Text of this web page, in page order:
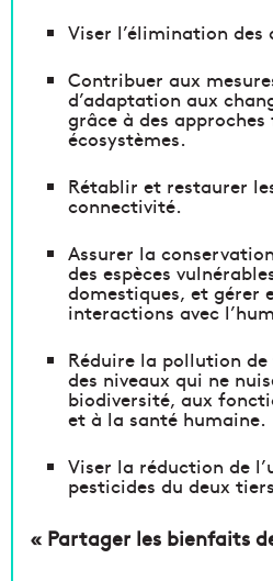
Viser l’élimination des
Contribuer aux
d’adaptation aux
grâce à des approches
écosystèmes.
Rétablir et restaurer
connectivité.
Assurer la
des espèces
domestiques, et gérer
interactions avec
Réduire la pollution
des niveaux qui ne
biodiversité, aux
et à la santé humaine.
Viser la réduction de
pesticides du deux
« Partager les bienfaits